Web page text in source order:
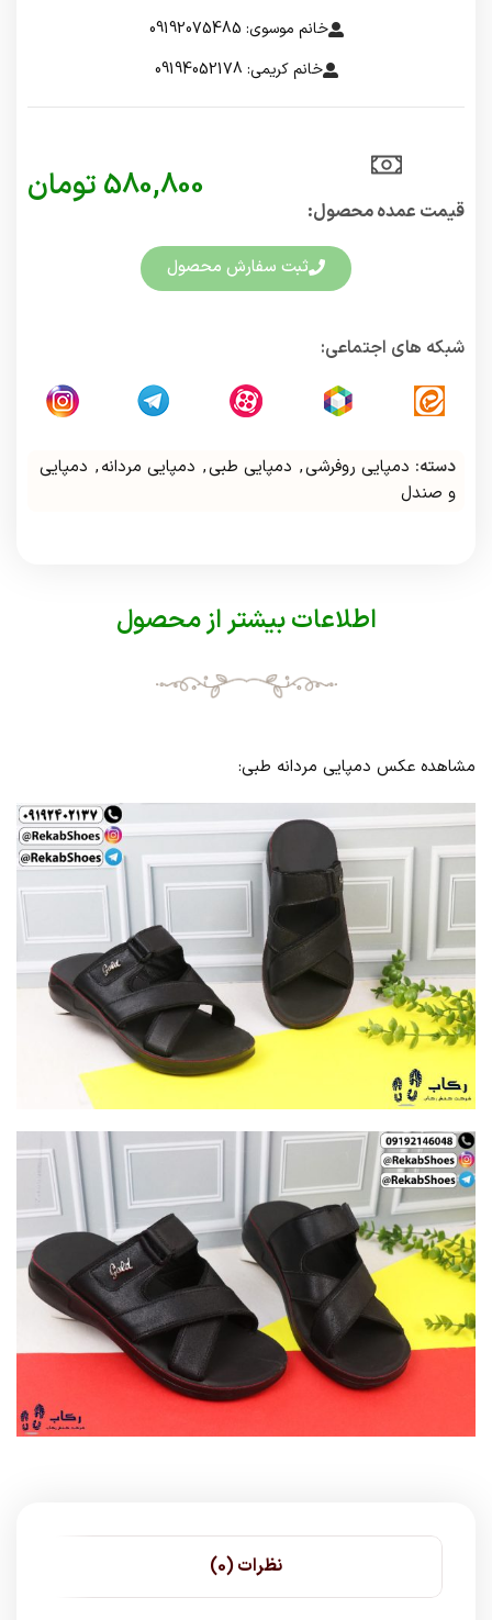
خانم موسوی: 09192075485
خانم کریمی: 09194052178
قیمت عمده محصول:​
580,800 تومان
ثبت سفارش محصول
شبکه های اجتماعی:
دسته: دمپایی روفرشی, دمپایی طبی, دمپایی مردانه, دمپایی
و صندل
اطلاعات بیشتر از محصول
مشاهده عکس دمپایی مردانه طبی:
نظرات (0)